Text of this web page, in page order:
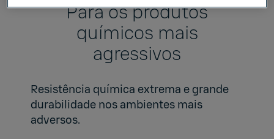
Para os produtos
químicos mais
agressivos
Resistência química extrema e grande
durabilidade nos ambientes mais
adversos.